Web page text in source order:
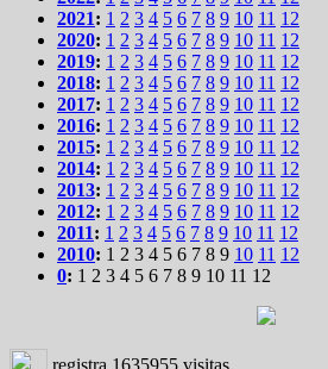
2021: 1 2 3 4 5 6 7 8 9 10 11 12
2020: 1 2 3 4 5 6 7 8 9 10 11 12
2019: 1 2 3 4 5 6 7 8 9 10 11 12
2018: 1 2 3 4 5 6 7 8 9 10 11 12
2017: 1 2 3 4 5 6 7 8 9 10 11 12
2016: 1 2 3 4 5 6 7 8 9 10 11 12
2015: 1 2 3 4 5 6 7 8 9 10 11 12
2014: 1 2 3 4 5 6 7 8 9 10 11 12
2013: 1 2 3 4 5 6 7 8 9 10 11 12
2012: 1 2 3 4 5 6 7 8 9 10 11 12
2011: 1 2 3 4 5 6 7 8 9 10 11 12
2010: 1 2 3 4 5 6 7 8 9 10 11 12
0: 1 2 3 4 5 6 7 8 9 10 11 12
registra 1635955 visitas.